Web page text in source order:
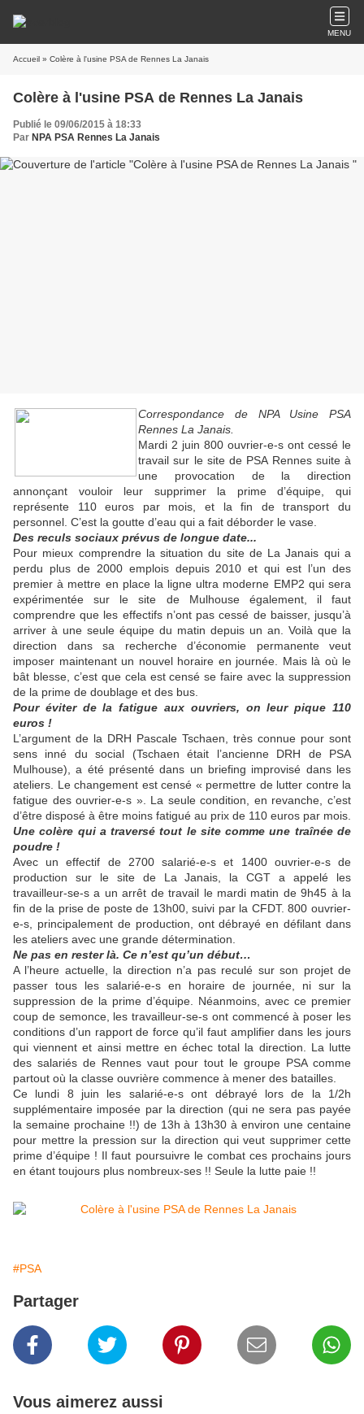
MENU
Accueil » Colère à l'usine PSA de Rennes La Janais
Colère à l'usine PSA de Rennes La Janais
Publié le 09/06/2015 à 18:33
Par NPA PSA Rennes La Janais
Correspondance de NPA Usine PSA
Rennes La Janais.
Mardi 2 juin 800 ouvrier-e-s ont cessé le
travail sur le site de PSA Rennes suite à
une provocation de la direction
annonçant vouloir leur supprimer la prime d’équipe, qui
représente 110 euros par mois, et la fin de transport du
personnel. C’est la goutte d’eau qui a fait déborder le vase.
Des reculs sociaux prévus de longue date...
Pour mieux comprendre la situation du site de La Janais qui a
perdu plus de 2000 emplois depuis 2010 et qui est l’un des
premier à mettre en place la ligne ultra moderne EMP2 qui sera
expérimentée sur le site de Mulhouse également, il faut
comprendre que les effectifs n’ont pas cessé de baisser, jusqu’à
arriver à une seule équipe du matin depuis un an. Voilà que la
direction dans sa recherche d’économie permanente veut
imposer maintenant un nouvel horaire en journée. Mais là où le
bât blesse, c’est que cela est censé se faire avec la suppression
de la prime de doublage et des bus.
Pour éviter de la fatigue aux ouvriers, on leur pique 110
euros !
L’argument de la DRH Pascale Tschaen, très connue pour sont
sens inné du social (Tschaen était l’ancienne DRH de PSA
Mulhouse), a été présenté dans un briefing improvisé dans les
ateliers. Le changement est censé « permettre de lutter contre la
fatigue des ouvrier-e-s ». La seule condition, en revanche, c’est
d’être disposé à être moins fatigué au prix de 110 euros par mois.
Une colère qui a traversé tout le site comme une traînée de
poudre !
Avec un effectif de 2700 salarié-e-s et 1400 ouvrier-e-s de
production sur le site de La Janais, la CGT a appelé les
travailleur-se-s a un arrêt de travail le mardi matin de 9h45 à la
fin de la prise de poste de 13h00, suivi par la CFDT. 800 ouvrier-
e-s, principalement de production, ont débrayé en défilant dans
les ateliers avec une grande détermination.
Ne pas en rester là. Ce n’est qu’un début…
A l’heure actuelle, la direction n’a pas reculé sur son projet de
passer tous les salarié-e-s en horaire de journée, ni sur la
suppression de la prime d’équipe. Néanmoins, avec ce premier
coup de semonce, les travailleur-se-s ont commencé à poser les
conditions d’un rapport de force qu’il faut amplifier dans les jours
qui viennent et ainsi mettre en échec total la direction. La lutte
des salariés de Rennes vaut pour tout le groupe PSA comme
partout où la classe ouvrière commence à mener des batailles.
Ce lundi 8 juin les salarié-e-s ont débrayé lors de la 1/2h
supplémentaire imposée par la direction (qui ne sera pas payée
la semaine prochaine !!) de 13h à 13h30 à environ une centaine
pour mettre la pression sur la direction qui veut supprimer cette
prime d’équipe ! Il faut poursuivre le combat ces prochains jours
en étant toujours plus nombreux-ses !! Seule la lutte paie !!
#PSA
Partager
Vous aimerez aussi